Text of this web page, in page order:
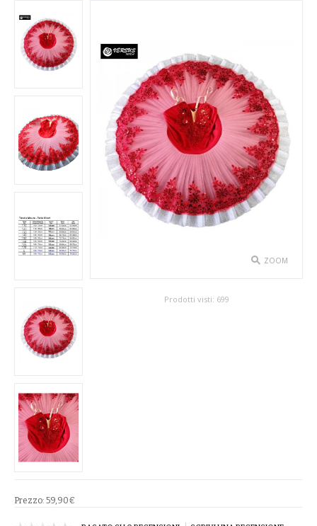
UOMO
DANZA
BAMBINO
DONNA
SPETTACOLO
ABITI TEATRALI
GONNE
SPOSA
SOTTOGONNE
VELI
ZOOM
Prodotti visti: 699
Prezzo: 59,90€